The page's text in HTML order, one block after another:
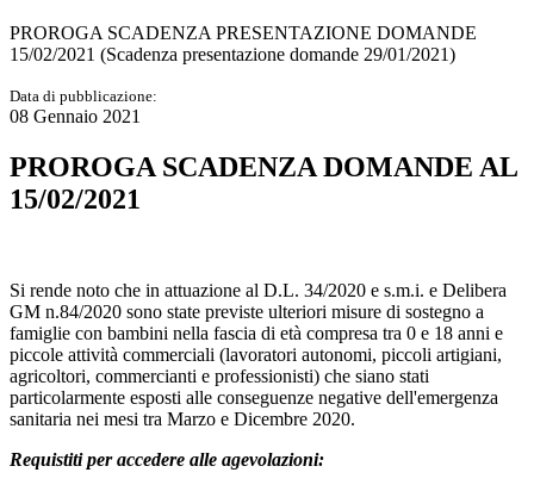
PROROGA SCADENZA PRESENTAZIONE DOMANDE
15/02/2021 (Scadenza presentazione domande 29/01/2021)
Data di pubblicazione:
08 Gennaio 2021
PROROGA SCADENZA DOMANDE AL
15/02/2021
Si rende noto che in attuazione al D.L. 34/2020 e s.m.i. e Delibera
GM n.84/2020 sono state previste ulteriori misure di sostegno a
famiglie con bambini nella fascia di età compresa tra 0 e 18 anni e
piccole attività commerciali (lavoratori autonomi, piccoli artigiani,
agricoltori, commercianti e professionisti) che siano stati
particolarmente esposti alle conseguenze negative dell'emergenza
sanitaria nei mesi tra Marzo e Dicembre 2020.
Requistiti per accedere alle agevolazioni: